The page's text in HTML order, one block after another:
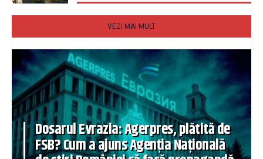
VEZI MAI MULT
Dosarul Evrazia: Agerpres, plătită de
FSB? Cum a ajuns Agenția Națională